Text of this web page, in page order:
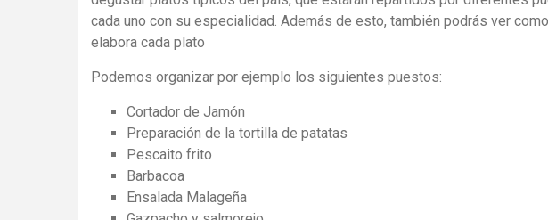
cada uno con su especialidad. Además de esto, también podrás ver
elabora cada plato
Podemos organizar por ejemplo los siguientes puestos:
Cortador de Jamón
Preparación de la tortilla de patatas
Pescaito frito
Barbacoa
Ensalada Malageña